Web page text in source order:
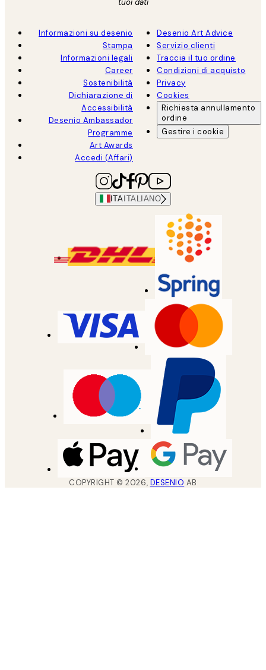
Informazioni su desenio
Stampa
Informazioni legali
Career
Sostenibilità
Dichiarazione di
Accessibilità
Desenio Ambassador
Programme
Art Awards
Accedi (Affari)
Desenio Art Advice
Servizio clienti
Traccia il tuo ordine
Condizioni di acquisto
Privacy
Cookies
Richiesta annullamento
ordine
Gestire i cookie
ITA ITALIANO
COPYRIGHT ©2026, DESENIO AB